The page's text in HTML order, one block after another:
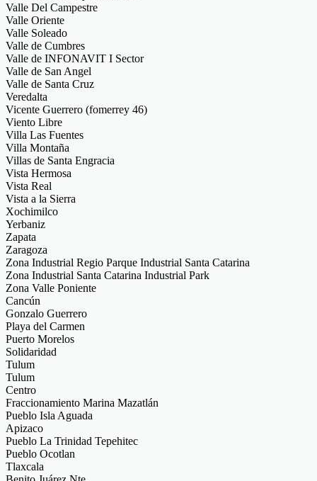
Valle Del Campestre
Valle Oriente
Valle Soleado
Valle de Cumbres
Valle de INFONAVIT I Sector
Valle de San Angel
Valle de Santa Cruz
Veredalta
Vicente Guerrero (fomerrey 46)
Viento Libre
Villa Las Fuentes
Villa Montaña
Villas de Santa Engracia
Vista Hermosa
Vista Real
Vista a la Sierra
Xochimilco
Yerbaniz
Zapata
Zaragoza
Zona Industrial Regio Parque Industrial Santa Catarina
Zona Industrial Santa Catarina Industrial Park
Zona Valle Poniente
Cancún
Gonzalo Guerrero
Playa del Carmen
Puerto Morelos
Solidaridad
Tulum
Tulum
Centro
Fraccionamiento Marina Mazatlán
Pueblo Isla Aguada
Apizaco
Pueblo La Trinidad Tepehitec
Pueblo Ocotlan
Tlaxcala